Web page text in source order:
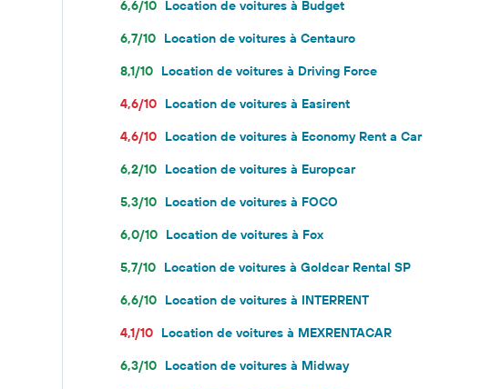
6,6/10 Location de voitures à Budget
6,7/10 Location de voitures à Centauro
8,1/10 Location de voitures à Driving Force
4,6/10 Location de voitures à Easirent
4,6/10 Location de voitures à Economy Rent a Car
6,2/10 Location de voitures à Europcar
5,3/10 Location de voitures à FOCO
6,0/10 Location de voitures à Fox
5,7/10 Location de voitures à Goldcar Rental SP
6,6/10 Location de voitures à INTERRENT
4,1/10 Location de voitures à MEXRENTACAR
6,3/10 Location de voitures à Midway